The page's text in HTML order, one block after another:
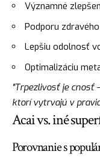
Významné
Podporu
Lepšiu odolnosť
Optimalizáciu
"Trpezlivosť je cnosť
ktorí vytrvajú v
Acai vs. iné
Porovnanie s